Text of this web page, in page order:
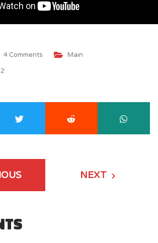
4 Comments
Main
NEXT